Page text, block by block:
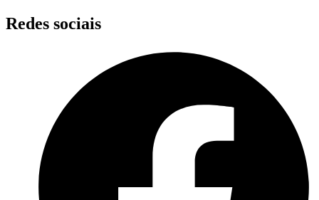
Skip
to
Redes sociais